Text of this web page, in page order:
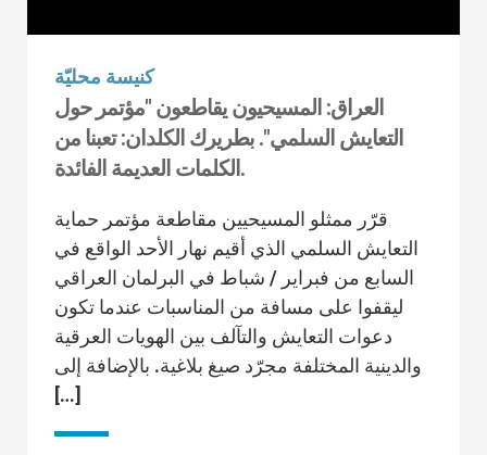
كنيسة محليّة
العراق: المسيحيون يقاطعون "مؤتمر حول
التعايش السلمي". بطريرك الكلدان: تعبنا من
الكلمات العديمة الفائدة.
قرّر ممثلو المسيحيين مقاطعة مؤتمر حماية
التعايش السلمي الذي أقيم نهار الأحد الواقع في
السابع من فبراير / شباط في البرلمان العراقي
ليقفوا على مسافة من المناسبات عندما تكون
دعوات التعايش والتآلف بين الهويات العرقية
والدينية المختلفة مجرّد صيغ بلاغية. بالإضافة إلى
[…]